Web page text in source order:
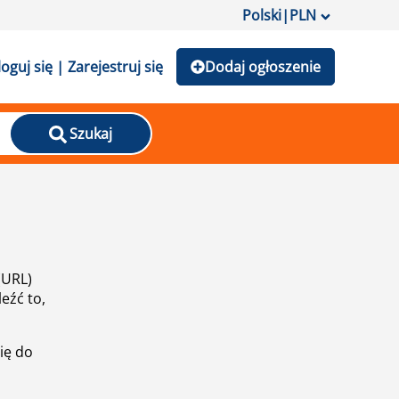
Polski|PLN
się | Zarejestruj się Dodaj ogłoszenie
Szukaj
to,
do